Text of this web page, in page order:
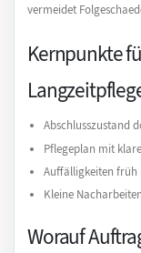
vermeidet
Kernpunkte
Abschlusszustand
Pflegeplan mit
Auffälligkeiten früh
Kleine
Worauf